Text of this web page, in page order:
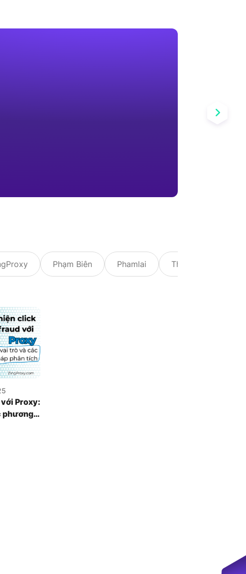
Phạm Biên Phamlai Thảo Trần
Proxy:
phương